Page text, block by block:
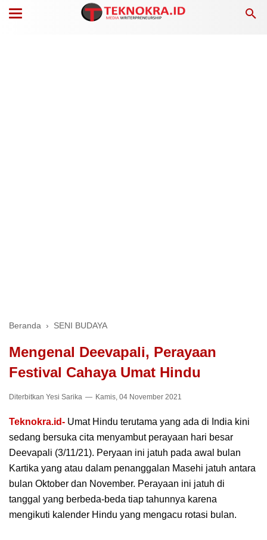
Beranda › SENI BUDAYA
Mengenal Deevapali, Perayaan
Festival Cahaya Umat Hindu
Diterbitkan Yesi Sarika Kamis, 04 November 2021
Teknokra.id- Umat Hindu terutama yang ada di India kini
sedang bersuka cita menyambut perayaan hari besar
Deevapali (3/11/21). Peryaan ini jatuh pada awal bulan
Kartika yang atau dalam penanggalan Masehi jatuh antara
bulan Oktober dan November. Perayaan ini jatuh di
tanggal yang berbeda-beda tiap tahunnya karena
mengikuti kalender Hindu yang mengacu rotasi bulan.